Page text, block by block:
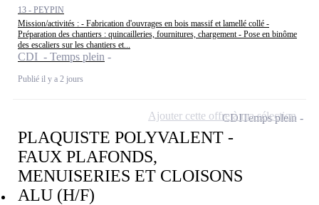
13 - PEYPIN
Mission/activités : - Fabrication d'ouvrages en bois massif et lamellé collé -
Préparation des chantiers : quincailleries, fournitures, chargement - Pose en binôme
des escaliers sur les chantiers et...
CDI - Temps plein
Publié il y a 2 jours
PLAQUISTE POLYVALENT -
FAUX PLAFONDS,
MENUISERIES ET CLOISONS
ALU (H/F)
CDITemps plein
Ajouter cette offre à ma sélection